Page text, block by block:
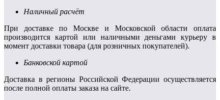
Наличный расчёт
При доставке по Москве и Московской области оплата
производится картой или наличными деньгами курьеру в
момент доставки товара (для розничных покупателей).
Банковской картой
Доставка в регионы Российской Федерации осуществляется
после полной оплаты заказа на сайте.